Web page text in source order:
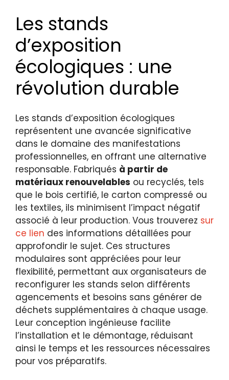
Les stands
d’exposition
écologiques : une
révolution durable
Les stands d’exposition écologiques
représentent une avancée significative
dans le domaine des manifestations
professionnelles, en offrant une alternative
responsable. Fabriqués à partir de
matériaux renouvelables ou recyclés, tels
que le bois certifié, le carton compressé ou
les textiles, ils minimisent l’impact négatif
associé à leur production. Vous trouverez sur
ce lien des informations détaillées pour
approfondir le sujet. Ces structures
modulaires sont appréciées pour leur
flexibilité, permettant aux organisateurs de
reconfigurer les stands selon différents
agencements et besoins sans générer de
déchets supplémentaires à chaque usage.
Leur conception ingénieuse facilite
l’installation et le démontage, réduisant
ainsi le temps et les ressources nécessaires
pour vos préparatifs.